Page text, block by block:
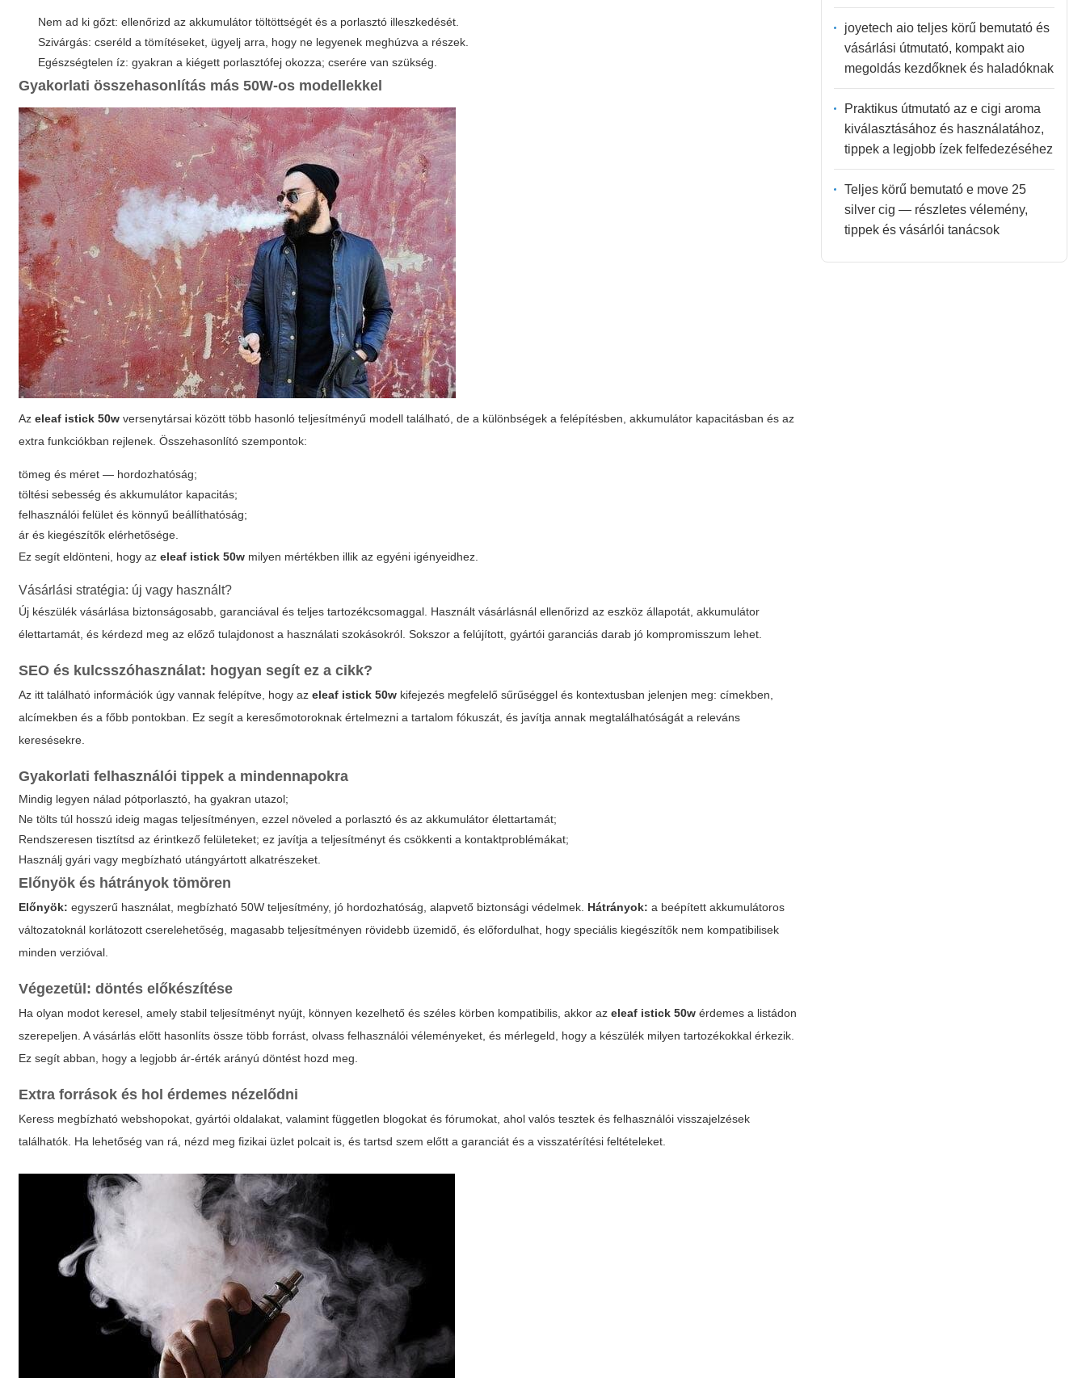
Nem ad ki gőzt: ellenőrizd az akkumulátor töltöttségét és a porlasztó illeszkedését.
Szivárgás: cseréld a tömítéseket, ügyelj arra, hogy ne legyenek meghúzva a részek.
Egészségtelen íz: gyakran a kiégett porlasztófej okozza; cserére van szükség.
Gyakorlati összehasonlítás más 50W-os modellekkel
Azeleaf istick 50w versenytársai között több hasonló teljesítményű modell található, de a különbségek a felépítésben, akkumulátor kapacitásban és az
extra funkciókban rejlenek. Összehasonlító szempontok:
tömeg és méret — hordozhatóság;
töltési sebesség és akkumulátor kapacitás;
felhasználói felület és könnyű beállíthatóság;
ár és kiegészítők elérhetősége.
Ez segít eldönteni, hogy azeleaf istick 50w milyen mértékben illik az egyéni igényeidhez.
Vásárlási stratégia: új vagy használt?
Új készülék vásárlása biztonságosabb, garanciával és teljes tartozékcsomaggal. Használt vásárlásnál ellenőrizd az eszköz állapotát, akkumulátor
élettartamát, és kérdezd meg az előző tulajdonost a használati szokásokról. Sokszor a felújított, gyártói garanciás darab jó kompromisszum lehet.
SEO és kulcsszóhasználat: hogyan segít ez a cikk?
Az itt található információk úgy vannak felépítve, hogy azeleaf istick 50w kifejezés megfelelő sűrűséggel és kontextusban jelenjen meg: címekben,
alcímekben és a főbb pontokban. Ez segít a keresőmotoroknak értelmezni a tartalom fókuszát, és javítja annak megtalálhatóságát a releváns
keresésekre.
Gyakorlati felhasználói tippek a mindennapokra
Mindig legyen nálad pótporlasztó, ha gyakran utazol;
Ne tölts túl hosszú ideig magas teljesítményen, ezzel növeled a porlasztó és az akkumulátor élettartamát;
Rendszeresen tisztítsd az érintkező felületeket; ez javítja a teljesítményt és csökkenti a kontaktproblémákat;
Használj gyári vagy megbízható utángyártott alkatrészeket.
Előnyök és hátrányok tömören
Előnyök: egyszerű használat, megbízható 50W teljesítmény, jó hordozhatóság, alapvető biztonsági védelmek. Hátrányok: a beépített akkumulátoros
változatoknál korlátozott cserelehetőség, magasabb teljesítményen rövidebb üzemidő, és előfordulhat, hogy speciális kiegészítők nem kompatibilisek
minden verzióval.
Végezetül: döntés előkészítése
Ha olyan modot keresel, amely stabil teljesítményt nyújt, könnyen kezelhető és széles körben kompatibilis, akkor azeleaf istick 50w érdemes a listádon
szerepeljen. A vásárlás előtt hasonlíts össze több forrást, olvass felhasználói véleményeket, és mérlegeld, hogy a készülék milyen tartozékokkal érkezik.
Ez segít abban, hogy a legjobb ár-érték arányú döntést hozd meg.
Extra források és hol érdemes nézelődni
Keress megbízható webshopokat, gyártói oldalakat, valamint független blogokat és fórumokat, ahol valós tesztek és felhasználói visszajelzések
találhatók. Ha lehetőség van rá, nézd meg fizikai üzlet polcait is, és tartsd szem előtt a garanciát és a visszatérítési feltételeket.
joyetech aio teljes körű bemutató és
vásárlási útmutató, kompakt aio
megoldás kezdőknek és haladóknak
Praktikus útmutató az e cigi aroma
kiválasztásához és használatához,
tippek a legjobb ízek felfedezéséhez
Teljes körű bemutató e move 25
silver cig — részletes vélemény,
tippek és vásárlói tanácsok